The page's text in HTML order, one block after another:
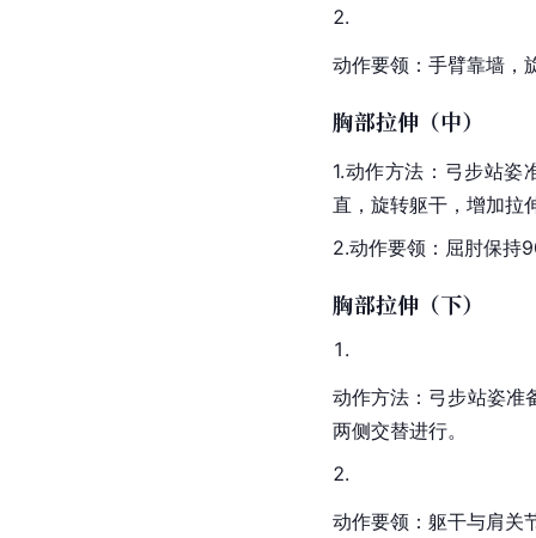
动作要领：手臂靠墙，
胸部拉伸（中）
1.动作方法：弓步站
直，旋转躯干，增加拉
2.动作要领：屈肘保持
胸部拉伸（下）
动作方法：弓步站姿准
两侧交替进行。
动作要领：躯干与肩关